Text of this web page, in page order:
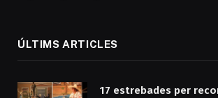
ÚLTIMS ARTICLES
17 estrebades per